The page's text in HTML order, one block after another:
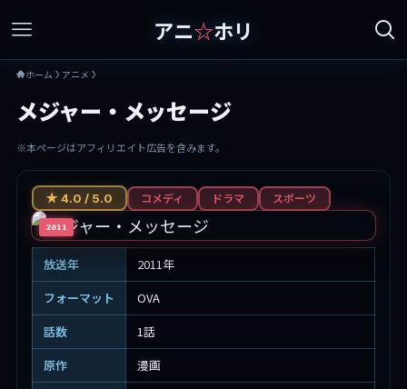
アニ☆ホリ
ホーム アニメ
メジャー・メッセージ
※本ページはアフィリエイト広告を含みます。
2011
★ 4.0 / 5.0 コメディ ドラマ スポーツ
放送年
2011年
フォーマット
OVA
話数
1話
原作
漫画